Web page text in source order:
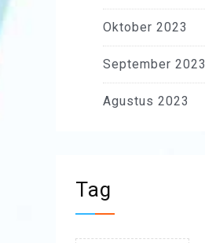
Oktober 2023
September 2023
Agustus 2023
Tag